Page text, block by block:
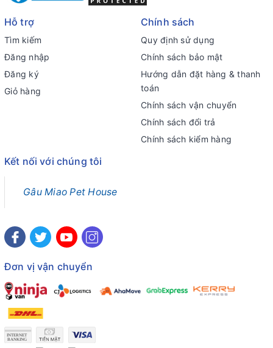
Hỗ trợ
Tìm kiếm
Đăng nhập
Đăng ký
Giỏ hàng
Chính sách
Quy định sử dụng
Chính sách bảo mật
Hướng dẫn đặt hàng & thanh
toán
Chính sách vận chuyển
Chính sách đổi trả
Chính sách kiểm hàng
Kết nối với chúng tôi
Gâu Miao Pet House
Đơn vị vận chuyển